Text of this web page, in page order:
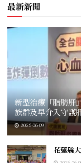
最新新聞
新型治療「脂肪
族群及早介入守護
2026-06-09
花蓮縣